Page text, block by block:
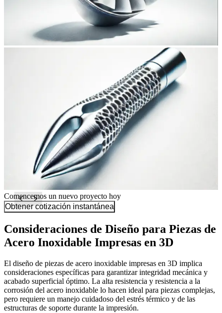
Comencemos un nuevo proyecto hoy
Obtener cotización instantánea
Consideraciones de Diseño para Piezas de
Acero Inoxidable Impresas en 3D
El diseño de piezas de acero inoxidable impresas en 3D implica
consideraciones específicas para garantizar integridad mecánica y
acabado superficial óptimo. La alta resistencia y resistencia a la
corrosión del acero inoxidable lo hacen ideal para piezas complejas,
pero requiere un manejo cuidadoso del estrés térmico y de las
estructuras de soporte durante la impresión.